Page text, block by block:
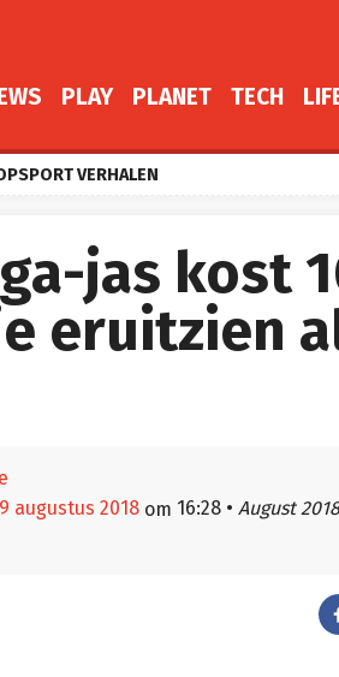
PLAY PLANET TECH
VERHALEN
jas kost
eruitzien
augustus 2018 om 16:28 • August 2018